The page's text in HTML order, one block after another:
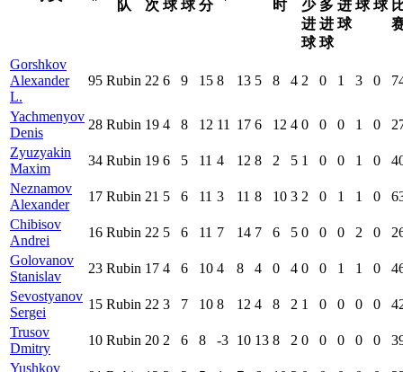
队
次 球 球 分
时
少
进
球
多
进
球
进
球
球 球
Gorshkov
Alexander
L.
95 Rubin 22 6 9 15 8 13 5 8 4 2 0 1 3 0
Yachmenyov
Denis
28 Rubin 19 4 8 12 11 17 6 12 4 0 0 0 1 0
Zyuzyakin
Maxim
34 Rubin 19 6 5 11 4 12 8 2 5 1 0 0 1 0
Neznamov
Alexander
17 Rubin 21 5 6 11 3 11 8 10 3 2 0 1 1 0
Chibisov
Andrei
16 Rubin 22 5 6 11 7 14 7 6 5 0 0 0 2 0
Golovanov
Stanislav
23 Rubin 17 4 6 10 4 8 4 0 4 0 0 1 1 0
Sevostyanov
Sergei
15 Rubin 22 3 7 10 8 12 4 8 2 1 0 0 0 0
Trusov
Dmitry
10 Rubin 20 2 6 8 -3 10 13 8 2 0 0 0 0 0
Yushkov